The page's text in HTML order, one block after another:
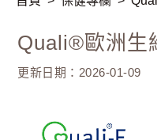
首頁
所有產品
品牌原料
Quali®歐洲生
更新日期：2026-01-09